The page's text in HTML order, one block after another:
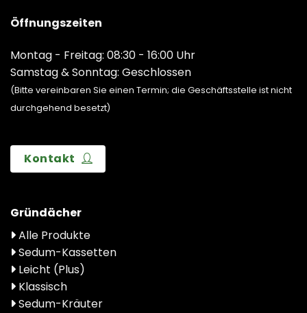
Öffnungszeiten
Montag - Freitag: 08:30 - 16:00 Uhr
Samstag & Sonntag: Geschlossen
(Bitte vereinbaren Sie einen Termin; die Geschäftsstelle ist nicht
durchgehend besetzt)
Kontakt
Gründächer
Alle Produkte
Sedum-Kassetten
Leicht (Plus)
Klassisch
Sedum-Kräuter